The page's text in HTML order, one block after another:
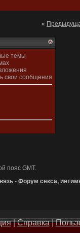
«
темы
свои сообщения
пояс GMT.
- Форум секса,
|Справка|